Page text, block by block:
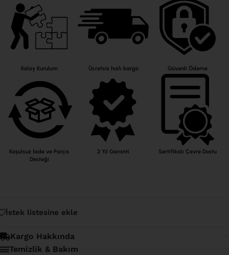
Kolay Kurulum
Koşulsuz İade ve Parça
Desteği
Ücretsiz hızlı kargo
2 Yıl Garanti
Güvenli Ödeme
Sertifikalı Çevre Dostu
İstek listesine ekle
Kargo Hakkında
Temizlik & Bakım